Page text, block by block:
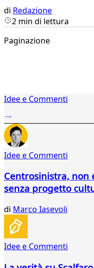
di Redazione
2 min di lettura
Paginazione
2Idee e Commenti
Idee e Commenti
Centrosinistra, non
senza progetto
di Marco Iasevoli
Idee e Commenti